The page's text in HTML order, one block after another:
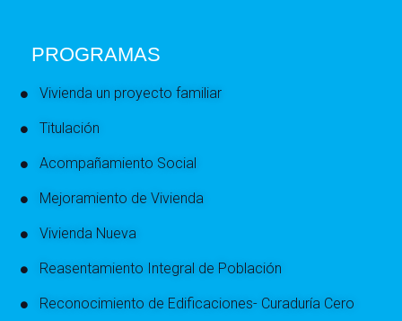
PROGRAMAS
Vivienda un proyecto familiar
Titulación
Acompañamiento Social
Mejoramiento de Vivienda
Vivienda Nueva
Reasentamiento Integral de Población
Reconocimiento de Edificaciones- Curaduría Cero